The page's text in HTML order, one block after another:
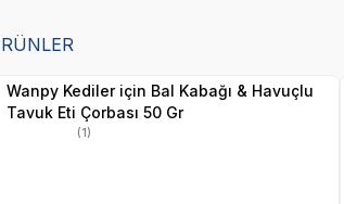
Wanpy Kediler için Bal Kabağı & Havuçlu
Tavuk Eti Çorbası 50 Gr
(1)